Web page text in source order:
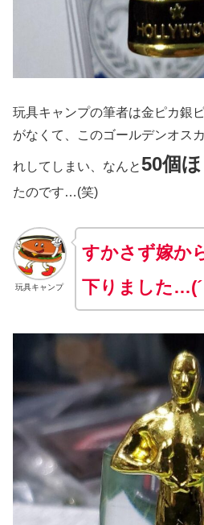
玩具キャンプの筆者は金ピカ銀
がなくて、このゴールデンオス
れしてしまい、なんと50個
たのです…(笑)
玩具キャンプ
すかさず嫁か
下りました